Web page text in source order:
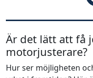
Är det lätt att få
motorjusterare?
Hur ser möjligheten